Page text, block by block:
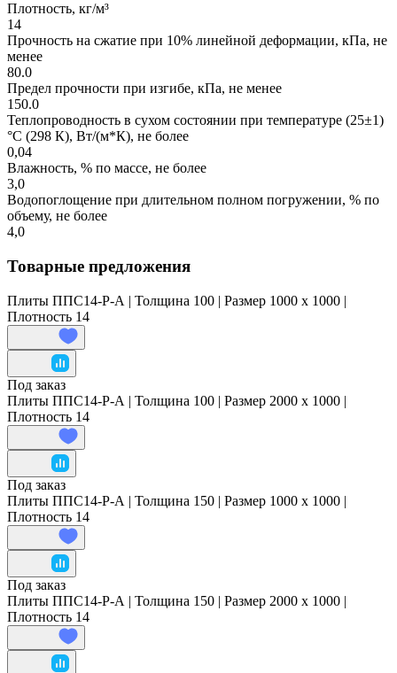
Плотность, кг/м³
14
Прочность на сжатие при 10% линейной деформации, кПа, не
менее
80.0
Предел прочности при изгибе, кПа, не менее
150.0
Теплопроводность в сухом состоянии при температуре (25±1)
°С (298 К), Вт/(м*К), не более
0,04
Влажность, % по массе, не более
3,0
Водопоглощение при длительном полном погружении, % по
объему, не более
4,0
Товарные предложения
Плиты ППС14-Р-А | Толщина 100 | Размер 1000 x 1000 |
Плотность 14
Под заказ
Плиты ППС14-Р-А | Толщина 100 | Размер 2000 x 1000 |
Плотность 14
Под заказ
Плиты ППС14-Р-А | Толщина 150 | Размер 1000 x 1000 |
Плотность 14
Под заказ
Плиты ППС14-Р-А | Толщина 150 | Размер 2000 x 1000 |
Плотность 14